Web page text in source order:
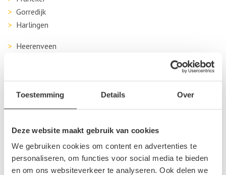
Toestemming Details Over
Deze website maakt gebruik van cookies
We gebruiken cookies om content en advertenties te
personaliseren, om functies voor social media te bieden
en om ons websiteverkeer te analyseren. Ook delen we
Gorredijk
Harlingen
Heerenveen
Lemmer
Menaam
Oudehorne
Oudwoude